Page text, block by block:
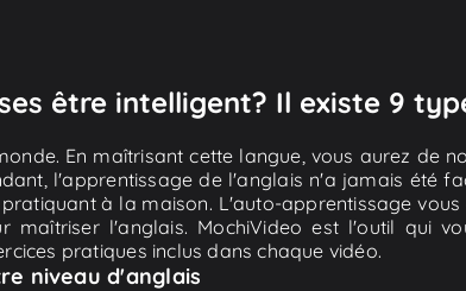
être intelligent? Il existe 9
En maîtrisant cette langue, vous aurez de
l'apprentissage de l'anglais n'a jamais été
à la maison. L'auto-apprentissage
l'anglais. MochiVideo est l'outil qui
pratiques inclus dans chaque vidéo.
niveau d'anglais